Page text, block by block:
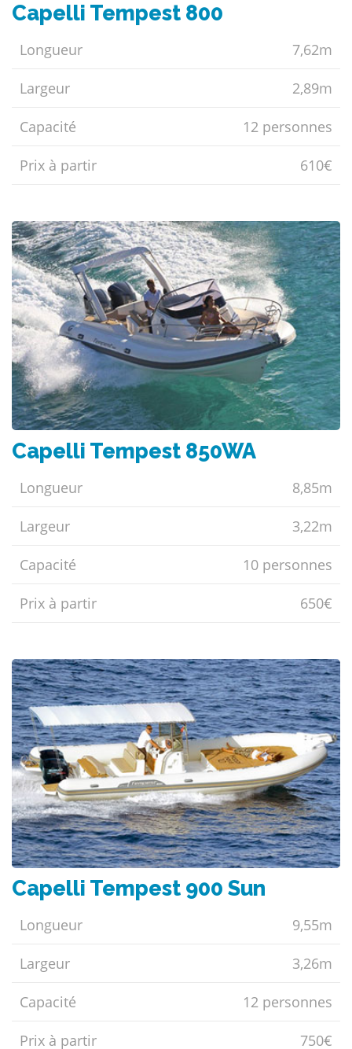
Capelli Tempest 800
Longueur 7,62m
Largeur 2,89m
Capacité 12 personnes
Prix ​​à partir 610€
Capelli Tempest 850WA
Longueur 8,85m
Largeur 3,22m
Capacité 10 personnes
Prix ​​à partir 650€
Capelli Tempest 900 Sun
Longueur 9,55m
Largeur 3,26m
Capacité 12 personnes
Prix ​​à partir 750€